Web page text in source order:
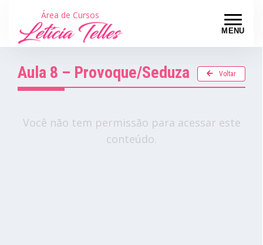
MENU
Área de Cursos
Aula 8 – Provoque/Seduza Voltar
Você não tem permissão para acessar este
conteúdo.